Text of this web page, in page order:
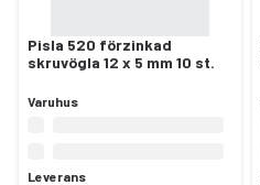
Pisla 520 förzinkad
skruvögla 12 x 5 mm 10 st.
Varuhus
Leverans